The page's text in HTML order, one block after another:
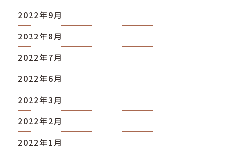
2022年9月
2022年8月
2022年7月
2022年6月
2022年3月
2022年2月
2022年1月